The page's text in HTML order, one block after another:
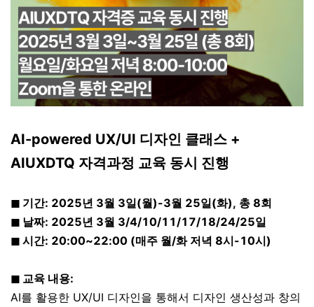
AI-powered UX/UI 디자인 클래스 +
AIUXDTQ 자격과정 교육 동시 진행
◼ 기간: 2025년 3월 3일(월)-3월 25일(화), 총 8회
◼ 날짜: 2025년 3월 3/4/10/11/17/18/24/25일
◼ 시간: 20:00~22:00 (매주 월/화 저녁 8시-10시)
◼ 교육 내용:
AI를 활용한 UX/UI 디자인을 통해서 디자인 생산성과 창의